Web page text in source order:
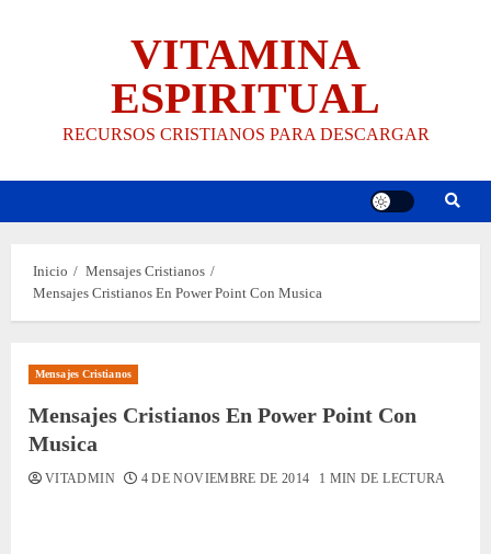
VITAMINA
ESPIRITUAL
RECURSOS CRISTIANOS PARA DESCARGAR
Inicio
Mensajes Cristianos
Mensajes Cristianos En Power Point Con Musica
Mensajes Cristianos
Mensajes Cristianos En Power Point Con
Musica
VITADMIN 4 DE NOVIEMBRE DE 2014 1 MIN DE LECTURA